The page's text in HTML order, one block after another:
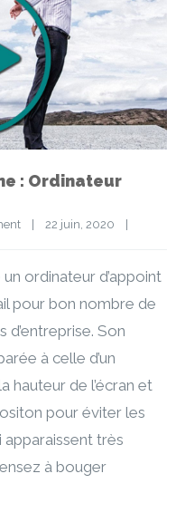
: Ordinateur
22 juin, 2020
ordinateur d’appoint
pour bon nombre de
Son
à celle d’un
hauteur de l’écran et
pour éviter les
apparaissent très
à bouger